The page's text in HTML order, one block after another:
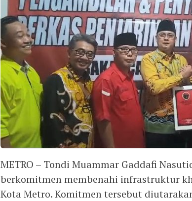
METRO – Tondi Muammar Gaddafi
berkomitmen membenahi infrastruktur
Kota Metro. Komitmen tersebut